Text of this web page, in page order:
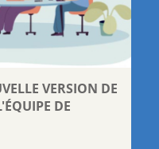
VERSION DE
DE